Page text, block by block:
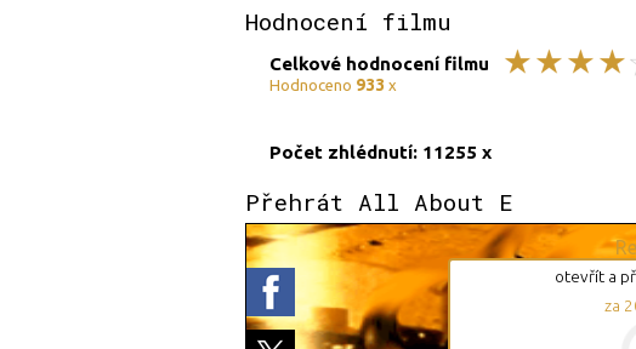
Hodnocení filmu
Celkové hodnocení filmu
Hodnoceno 933 x
Počet zhlédnutí: 11255 x
Přehrát All About E
otevřít a
za